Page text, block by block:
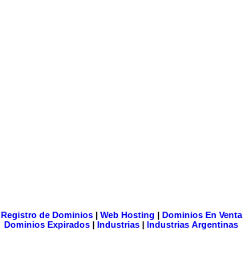
Registro de Dominios| Web Hosting | Dominios En Venta
Dominios Expirados | Industrias | Industrias Argentinas